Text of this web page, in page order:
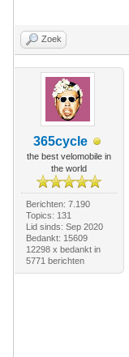
Zoek
365cycle
the best velomobile in
the world
Berichten: 7.190
Topics: 131
Lid sinds: Sep 2020
Bedankt: 15609
12298 x bedankt in
5771 berichten